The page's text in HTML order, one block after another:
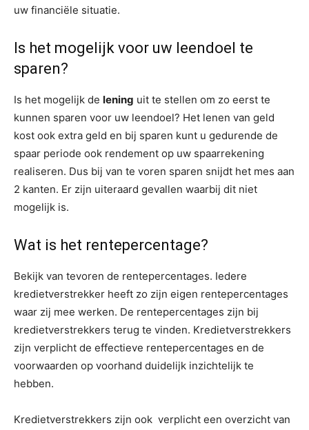
uw financiële situatie.
Is het mogelijk voor uw leendoel te
sparen?
Is het mogelijk de lening uit te stellen om zo eerst te
kunnen sparen voor uw leendoel? Het lenen van geld
kost ook extra geld en bij sparen kunt u gedurende de
spaar periode ook rendement op uw spaarrekening
realiseren. Dus bij van te voren sparen snijdt het mes aan
2 kanten. Er zijn uiteraard gevallen waarbij dit niet
mogelijk is.
Wat is het rentepercentage?
Bekijk van tevoren de rentepercentages. Iedere
kredietverstrekker heeft zo zijn eigen rentepercentages
waar zij mee werken. De rentepercentages zijn bij
kredietverstrekkers terug te vinden. Kredietverstrekkers
zijn verplicht de effectieve rentepercentages en de
voorwaarden op voorhand duidelijk inzichtelijk te
hebben.
Kredietverstrekkers zijn ook verplicht een overzicht van